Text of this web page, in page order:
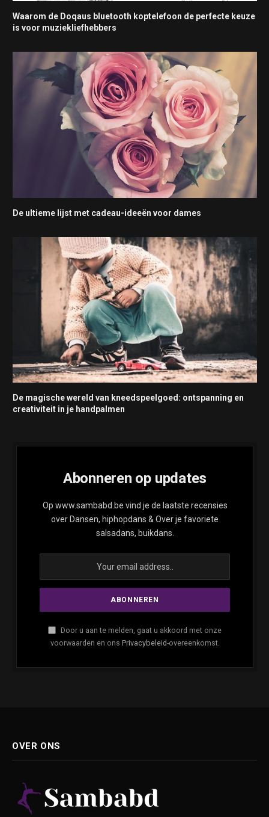
Waarom de Doqaus bluetooth koptelefoon de perfecte keuze
is voor muziekliefhebbers
De ultieme lijst met cadeau-ideeën voor dames
De magische wereld van kneedspeelgoed: ontspanning en
creativiteit in je handpalmen
Abonneren op updates
Op www.sambabd.be vind je de laatste recensies
over Dansen, hiphopdans & Over je favoriete
salsadans, buikdans.
Door u aan te melden, gaat u akkoord met onze
voorwaarden en ons Privacybeleid-overeenkomst.
OVER ONS